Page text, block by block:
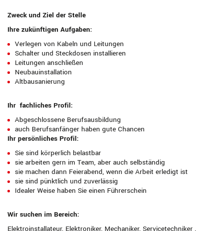
Zweck und Ziel der Stelle
Ihre zukünftigen Aufgaben:
Verlegen von Kabeln und Leitungen
Schalter und Steckdosen installieren
Leitungen anschließen
Neubauinstallation
Altbausanierung
Ihr fachliches Profil:
Abgeschlossene Berufsausbildung
auch Berufsanfänger haben gute Chancen
Ihr persönliches Profil:
Sie sind körperlich belastbar
sie arbeiten gern im Team, aber auch selbständig
sie machen dann Feierabend, wenn die Arbeit erledigt ist
sie sind pünktlich und zuverlässig
Idealer Weise haben Sie einen Führerschein
Wir suchen im Bereich:
Elektroinstallateur, Elektroniker, Mechaniker, Servicetechniker ,